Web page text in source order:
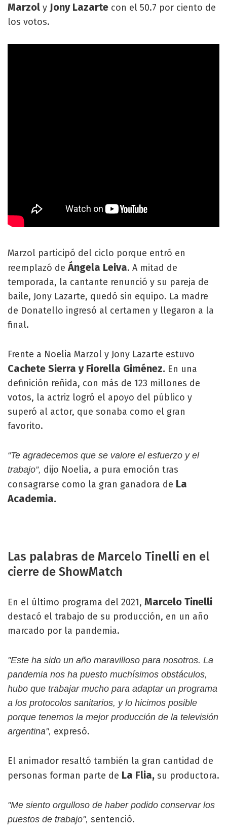
Marzol y Jony Lazarte con el 50.7 por ciento de
los votos.
Marzol participó del ciclo porque entró en
reemplazó de Ángela Leiva. A mitad de
temporada, la cantante renunció y su pareja de
baile, Jony Lazarte, quedó sin equipo. La madre
de Donatello ingresó al certamen y llegaron a la
final.
Frente a Noelia Marzol y Jony Lazarte estuvo
Cachete Sierra y Fiorella Giménez. En una
definición reñida, con más de 123 millones de
votos, la actriz logró el apoyo del público y
superó al actor, que sonaba como el gran
favorito.
“Te agradecemos que se valore el esfuerzo y el
trabajo”, dijo Noelia, a pura emoción tras
consagrarse como la gran ganadora de La
Academia.
Las palabras de Marcelo Tinelli en el
cierre de ShowMatch
En el último programa del 2021, Marcelo Tinelli
destacó el trabajo de su producción, en un año
marcado por la pandemia.
"Este ha sido un año maravilloso para nosotros. La
pandemia nos ha puesto muchísimos obstáculos,
hubo que trabajar mucho para adaptar un programa
a los protocolos sanitarios, y lo hicimos posible
porque tenemos la mejor producción de la televisión
argentina", expresó.
El animador resaltó también la gran cantidad de
personas forman parte de La Flia, su productora.
"Me siento orgulloso de haber podido conservar los
puestos de trabajo", sentenció.